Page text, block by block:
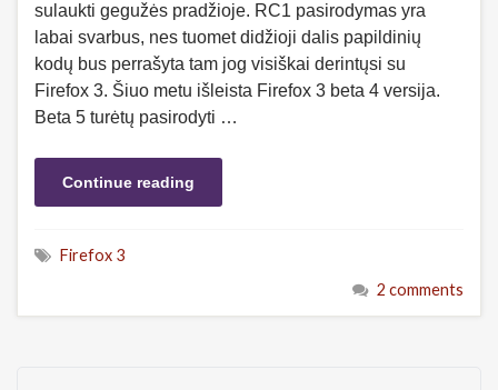
sulaukti gegužės pradžioje. RC1 pasirodymas yra
labai svarbus, nes tuomet didžioji dalis papildinių
kodų bus perrašyta tam jog visiškai derintųsi su
Firefox 3. Šiuo metu išleista Firefox 3 beta 4 versija.
Beta 5 turėtų pasirodyti …
Continue reading
Firefox 3
2 comments